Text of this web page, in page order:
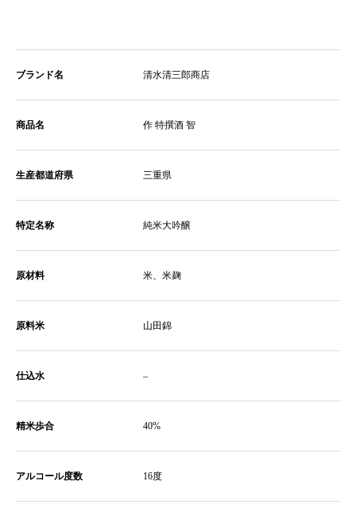
ブランド名 清水清三郎商店
商品名 作 特撰酒 智
生産都道府県 三重県
特定名称 純米大吟醸
原材料 米、米麹
原料米 山田錦
仕込水 –
精米歩合 40%
アルコール度数 16度